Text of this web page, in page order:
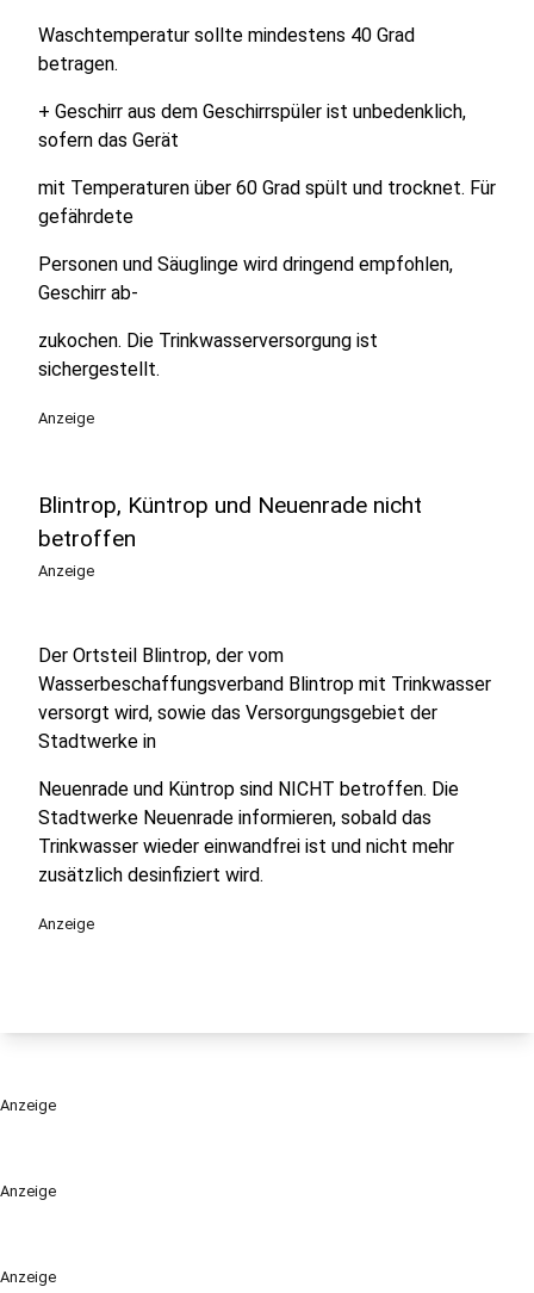
Anzeige
Anzeige
Waschtemperatur sollte mindestens 40 Grad
betragen.
+ Geschirr aus dem Geschirrspüler ist unbedenklich,
sofern das Gerät
mit Temperaturen über 60 Grad spült und trocknet. Für
gefährdete
Personen und Säuglinge wird dringend empfohlen,
Geschirr ab-
zukochen. Die Trinkwasserversorgung ist
sichergestellt.
Anzeige
Blintrop, Küntrop und Neuenrade nicht
betroffen
Anzeige
Der Ortsteil Blintrop, der vom
Wasserbeschaffungsverband Blintrop mit Trinkwasser
versorgt wird, sowie das Versorgungsgebiet der
Stadtwerke in
Neuenrade und Küntrop sind NICHT betroffen. Die
Stadtwerke Neuenrade informieren, sobald das
Trinkwasser wieder einwandfrei ist und nicht mehr
zusätzlich desinfiziert wird.
Anzeige
Anzeige